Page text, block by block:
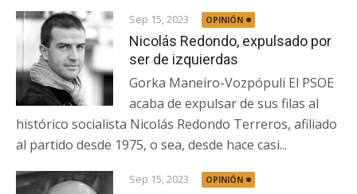
Sep 15, 2023 OPINIÓN
Nicolás Redondo, expulsado por
ser de izquierdas
Gorka Maneiro-Vozpópuli El PSOE
acaba de expulsar de sus filas al
histórico socialista Nicolás Redondo Terreros, afiliado
al partido desde 1975, o sea, desde hace casi...
Sep 15, 2023 OPINIÓN